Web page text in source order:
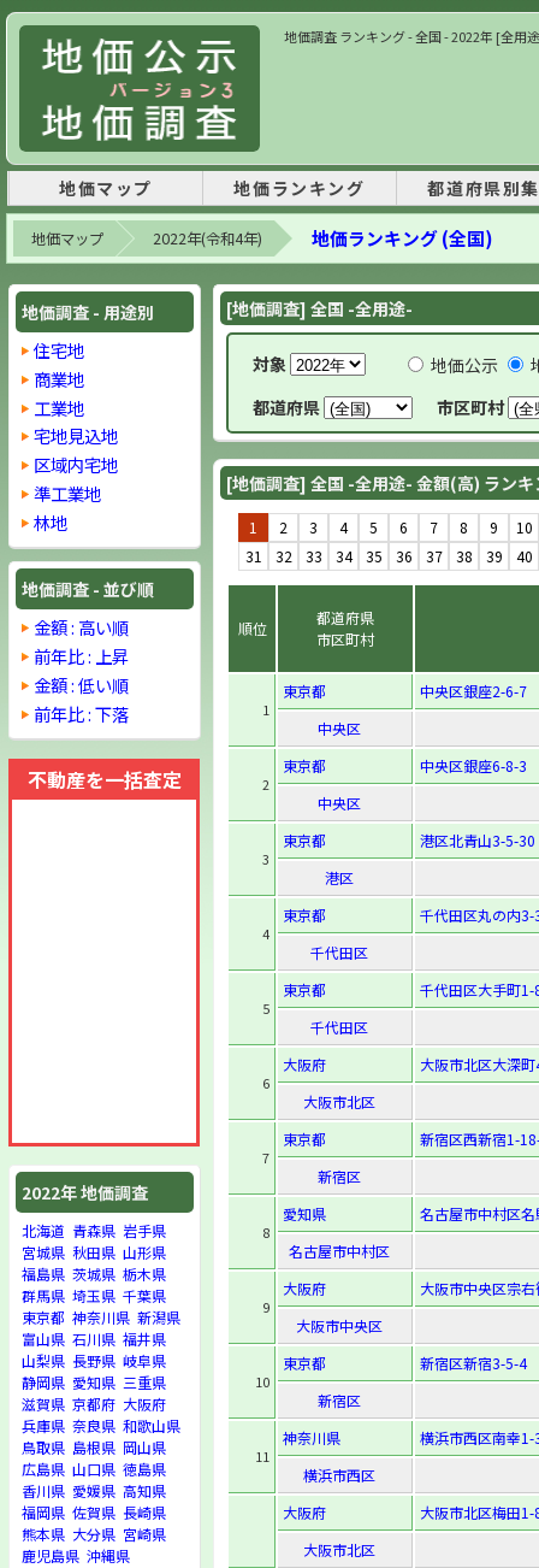
地価調査 ランキング - 全国 - 2022年 [全用
地価マップ 地価ランキング 都道府県別
地価マップ 2022年(令和4年) 地価ランキング (全国)
地価調査 - 用途別
住宅地
商業地
工業地
宅地見込地
区域内宅地
準工業地
林地
地価調査 - 並び順
金額 : 高い順
前年比 : 上昇
金額 : 低い順
前年比 : 下落
不動産を一括査定
2022年 地価調査
北海道 青森県 岩手県
宮城県 秋田県 山形県
福島県 茨城県 栃木県
群馬県 埼玉県 千葉県
東京都 神奈川県 新潟県
富山県 石川県 福井県
山梨県 長野県 岐阜県
静岡県 愛知県 三重県
滋賀県 京都府 大阪府
兵庫県 奈良県 和歌山県
鳥取県 島根県 岡山県
広島県 山口県 徳島県
香川県 愛媛県 高知県
福岡県 佐賀県 長崎県
熊本県 大分県 宮崎県
鹿児島県 沖縄県
[地価調査] 全国 -全用途-
対象 地価公示
都道府県
市区町村
[地価調査] 全国 -全用途- 金額(高) ラン
1 2 3 4 5 6 7 8 9
10
31
32 33 34 35 36 37 38 39 40
順位
都道府県
市区町村
1
東京都
中央区銀座2-6-7
中央区
2
東京都
中央区銀座6-8-3
中央区
3
東京都
港区北青山3-5-30
港区
4
東京都
千代田区丸の内3-
千代田区
5
東京都
千代田区大手町1-
千代田区
6
大阪府
大阪市北区大深
大阪市北区
7
東京都
新宿区西新宿1-
新宿区
8
愛知県
名古屋市中村区
名古屋市中村区
9
大阪府
大阪市中央区宗
大阪市中央区
10
東京都
新宿区新宿3-5-4
新宿区
11
神奈川県
横浜市西区南幸1-
横浜市西区
大阪府
大阪市北区梅田1-
大阪市北区